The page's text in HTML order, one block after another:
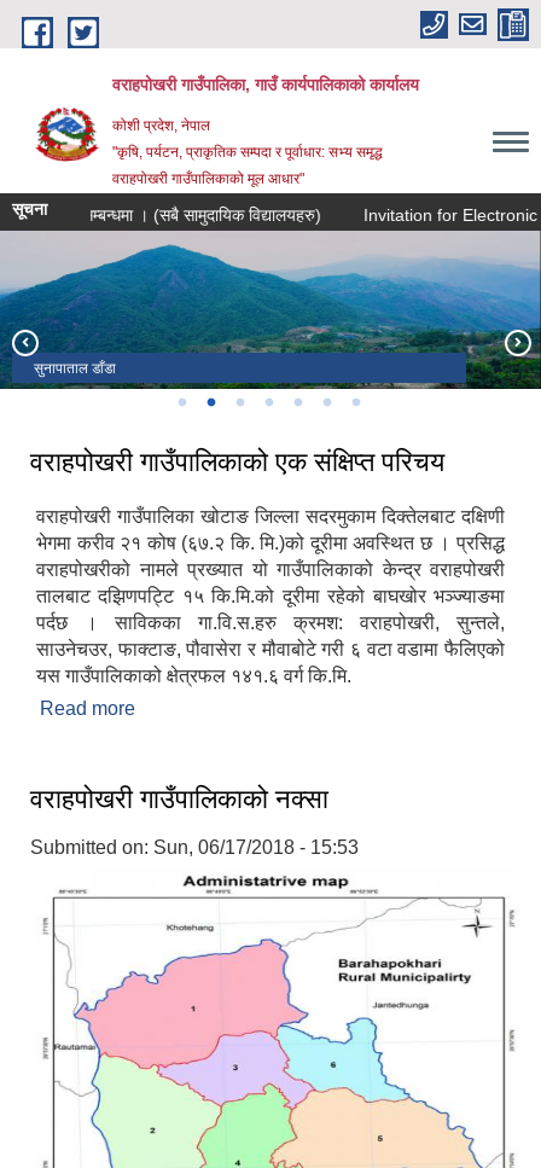
Skip to main content
वराहपोखरी गाउँपालिका, गाउँ कार्यपालिकाको कार्यालय
कोशी प्रदेश, नेपाल
"कृषि, पर्यटन, प्राकृतिक सम्पदा र पूर्वाधार: सभ्य समृद्ध
वराहपोखरी गाउँपालिकाको मूल आधार"
सूचनासम्बन्धमा । (सबै सामुदायिक विद्यालयहरु) Invitation for Electronic
वराहपोखरी गाउँपालिकाको प्रशासकीय भवन
सुनापाताल डाँडा
वराहपोखरी ताल -Top View
ईन्टरनेट टावर
वराहपोखरी गा.पा. कार्यालय भवन
गोकुलथुम्का टेलिकम टावर
हरीबोधनी एकादशी मेला-वराहपोखरी ताल
वराहपोखरी गाउँपालिकाको एक संक्षिप्त परिचय
वराहपोखरी गाउँपालिका खोटाङ जिल्ला सदरमुकाम दिक्तेलबाट दक्षिणी
भेगमा करीव २१ कोष (६७.२ कि. मि.)को दूरीमा अवस्थित छ । प्रसिद्ध
वराहपोखरीको नामले प्रख्यात यो गाउँपालिकाको केन्द्र वराहपोखरी
तालबाट दझिणपट्टि १५ कि.मि.को दूरीमा रहेको बाघखोर भञ्ज्याङमा
पर्दछ । साविकका गा.वि.स.हरु क्रमश: वराहपोखरी, सुन्तले,
साउनेचउर, फाक्टाङ, पौवासेरा र मौवाबोटे गरी ६ वटा वडामा फैलिएको
यस गाउँपालिकाको क्षेत्रफल १४१.६ वर्ग कि.मि.
Read more
वराहपोखरी गाउँपालिकाको नक्सा
Submitted on: Sun, 06/17/2018 - 15:53